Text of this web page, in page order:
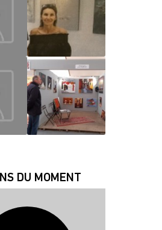
CHRISLAINE
DU MOMENT